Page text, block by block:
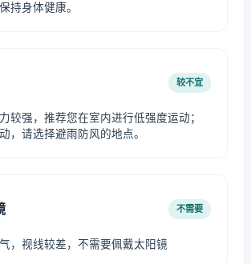
持身体健康。
较不宜
较强，推荐您在室内进行低强度运动；
，请选择避雨防风的地点。
不需要
，视线较差，不需要佩戴太阳镜